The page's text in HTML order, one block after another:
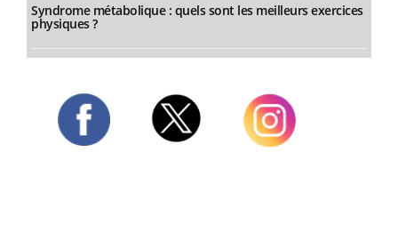
Syndrome métabolique : quels sont les meilleurs exercices
physiques ?